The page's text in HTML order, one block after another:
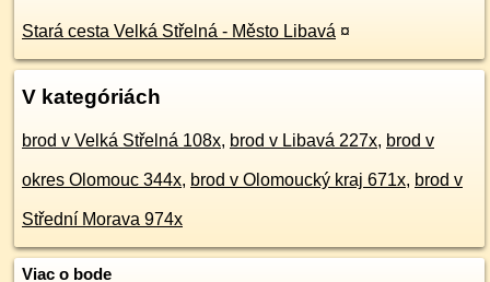
Stará cesta Velká Střelná - Město Libavá ¤
V kategóriách
brod v Velká Střelná 108x, brod v Libavá 227x, brod v
okres Olomouc 344x, brod v Olomoucký kraj 671x, brod v
Střední Morava 974x
Viac o bode